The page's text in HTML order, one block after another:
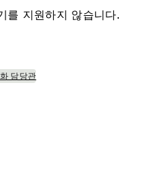
를 지원하지 않습니다.
담당관